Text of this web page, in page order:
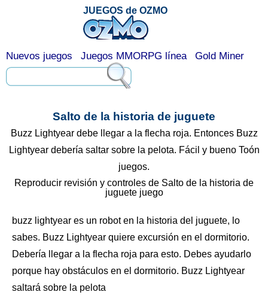
Salto de la historia de juguete
Buzz Lightyear debe llegar a la flecha roja. Entonces Buzz
Lightyear debería saltar sobre la pelota. Fácil y bueno Toón
juegos.
Reproducir revisión y controles de Salto de la historia de
juguete juego
buzz lightyear es un robot en la historia del juguete, lo
sabes. Buzz Lightyear quiere excursión en el dormitorio.
Debería llegar a la flecha roja para esto. Debes ayudarlo
porque hay obstáculos en el dormitorio. Buzz Lightyear
saltará sobre la pelota
JUEGOS de OZMO
Nuevos juegos Juegos MMORPG línea Gold Miner